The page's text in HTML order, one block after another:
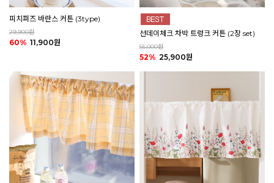
피치퍼즈 바란스 커튼 (3type)
29,900원
60% 11,900원
선데이체크 차박 트렁크 커튼 (2장 set)
55,000원
52% 25,900원